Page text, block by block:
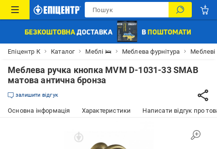
Епіцентр К Каталог Меблі 🛌 Меблева фурнітура Меблеві
Меблева ручка кнопка MVM D-1031-33 SMAB
матова антична бронза
залишити відгук
Основна інформація Характеристики Написати відгук про